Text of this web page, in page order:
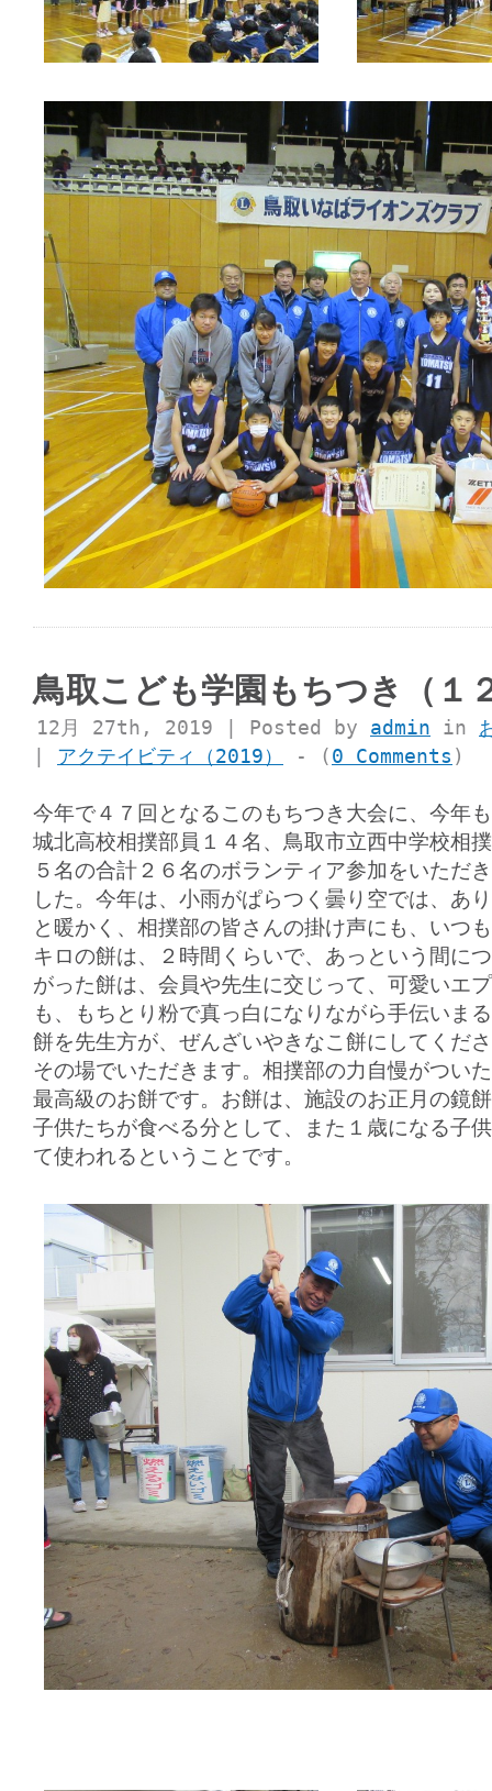
鳥取こども学園もちつき（１
12月 27th, 2019 | Posted by admin in
| アクテイビティ（2019） - (0 Comments )
今年で４７回となるこのもちつき大会に、今年
城北高校相撲部員１４名、鳥取市立西中学校相
５名の合計２６名のボランティア参加をいただ
した。今年は、小雨がぱらつく曇り空では、あ
と暖かく、相撲部の皆さんの掛け声にも、いつ
キロの餅は、２時間くらいで、あっという間に
がった餅は、会員や先生に交じって、可愛いエ
も、もちとり粉で真っ白になりながら手伝いま
餅を先生方が、ぜんざいやきなこ餅にしてくだ
その場でいただきます。相撲部の力自慢がつい
最高級のお餅です。お餅は、施設のお正月の鏡
子供たちが食べる分として、また１歳になる子
て使われるということです。